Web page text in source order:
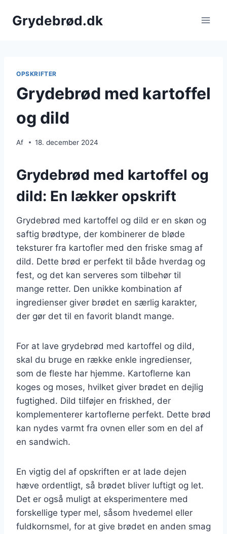
Grydebrød.dk
OPSKRIFTER
Grydebrød med kartoffel
og dild
Af 18. december 2024
Grydebrød med kartoffel og
dild: En lækker opskrift
Grydebrød med kartoffel og dild er en skøn og
saftig brødtype, der kombinerer de bløde
teksturer fra kartofler med den friske smag af
dild. Dette brød er perfekt til både hverdag og
fest, og det kan serveres som tilbehør til
mange retter. Den unikke kombination af
ingredienser giver brødet en særlig karakter,
der gør det til en favorit blandt mange.
For at lave grydebrød med kartoffel og dild,
skal du bruge en række enkle ingredienser,
som de fleste har hjemme. Kartoflerne kan
koges og moses, hvilket giver brødet en dejlig
fugtighed. Dild tilføjer en friskhed, der
komplementerer kartoflerne perfekt. Dette brød
kan nydes varmt fra ovnen eller som en del af
en sandwich.
En vigtig del af opskriften er at lade dejen
hæve ordentligt, så brødet bliver luftigt og let.
Det er også muligt at eksperimentere med
forskellige typer mel, såsom hvedemel eller
fuldkornsmel, for at give brødet en anden smag